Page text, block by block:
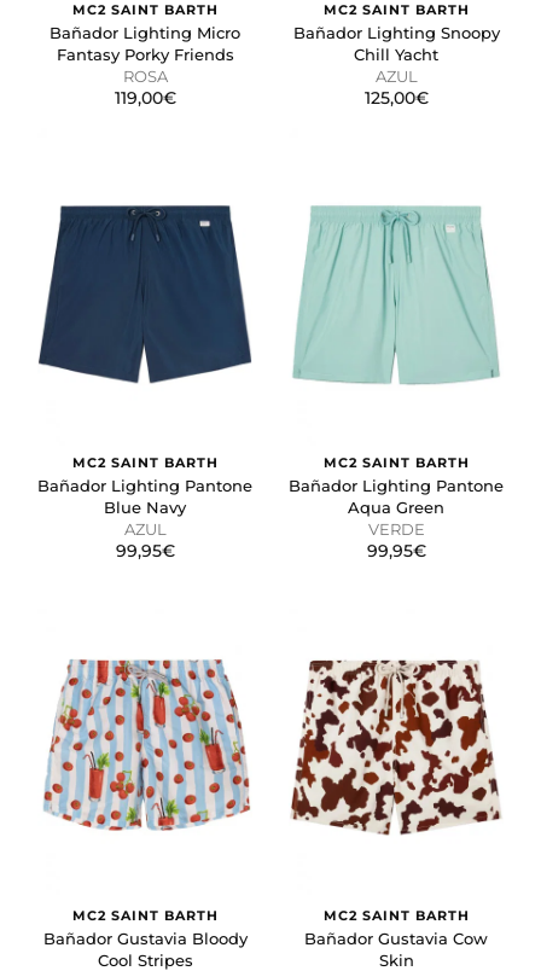
MC2 SAINT BARTH
Bañador Lighting Micro
Fantasy Porky Friends
ROSA
119,00€
MC2 SAINT BARTH
Bañador Lighting Snoopy
Chill Yacht
AZUL
125,00€
MC2 SAINT BARTH
Bañador Lighting Pantone
Blue Navy
AZUL
99,95€
MC2 SAINT BARTH
Bañador Lighting Pantone
Aqua Green
VERDE
99,95€
MC2 SAINT BARTH
Bañador Gustavia Bloody
Cool Stripes
MC2 SAINT BARTH
Bañador Gustavia Cow
Skin